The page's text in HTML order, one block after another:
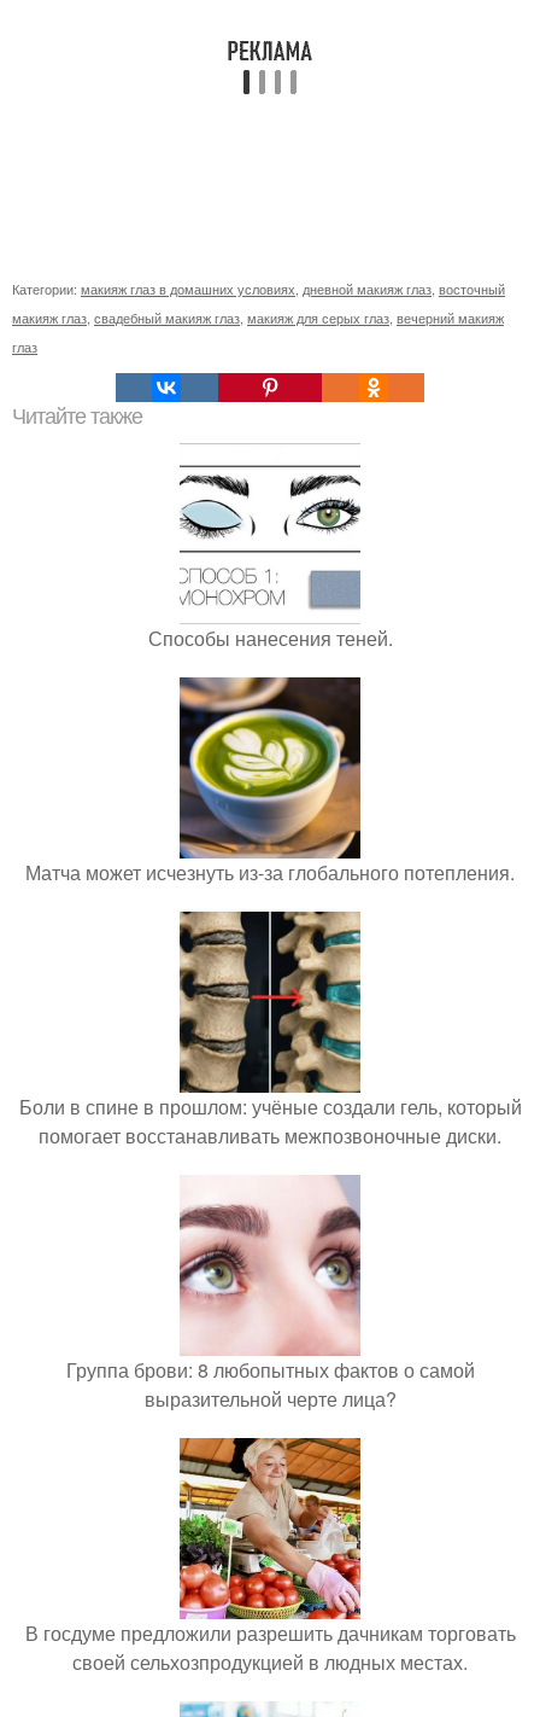
Категории: макияж глаз в домашних условиях дневной макияж глаз восточный
макияж глаз свадебный макияж глаз макияж для серых глаз вечерний макияж
глаз
Читайте также
Способы нанесения теней.
Матча может исчезнуть из-за глобального потепления.
Боли в спине в прошлом: учёные создали гель, который
помогает восстанавливать межпозвоночные диски.
Группа брови: 8 любопытных фактов о самой
выразительной черте лица?
В госдуме предложили разрешить дачникам торговать
своей сельхозпродукцией в людных местах.